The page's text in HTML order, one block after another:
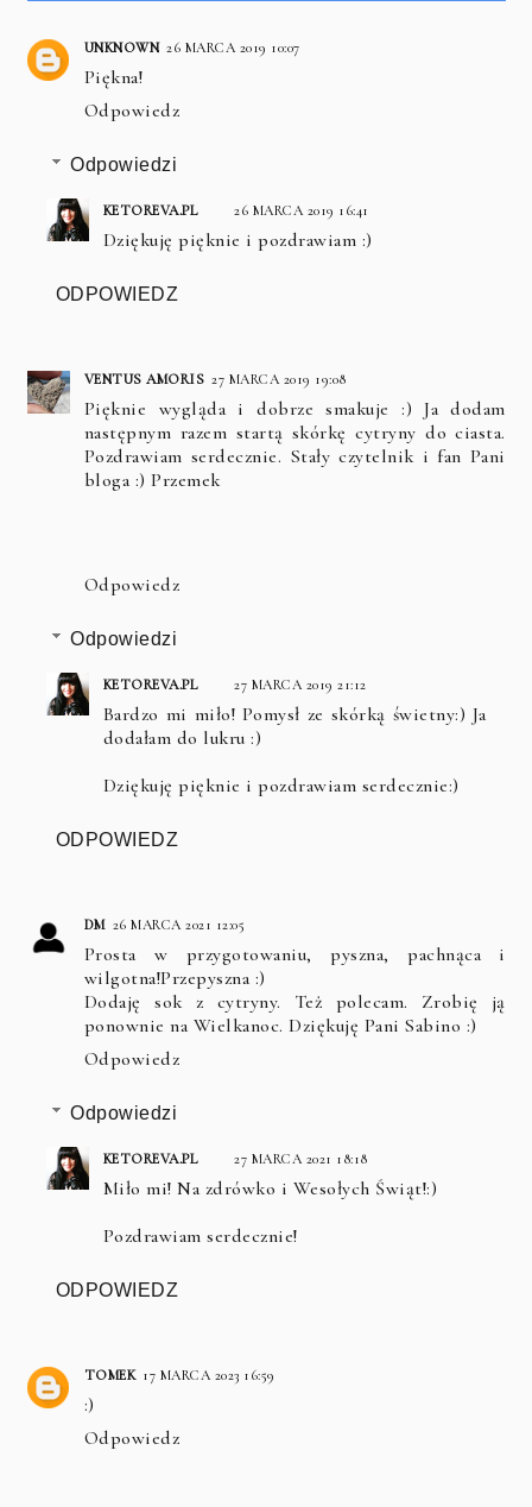
UNKNOWN 26 MARCA 2019 10:07
Piękna!
Odpowiedz
Odpowiedzi
KETOREVA.PL 26 MARCA 2019 16:41
Dziękuję pięknie i pozdrawiam :)
ODPOWIEDZ
VENTUS AMORIS 27 MARCA 2019 19:08
Pięknie wygląda i dobrze smakuje :) Ja dodam
następnym razem startą skórkę cytryny do ciasta.
Pozdrawiam serdecznie. Stały czytelnik i fan Pani
bloga :) Przemek
Odpowiedz
Odpowiedzi
KETOREVA.PL 27 MARCA 2019 21:12
Bardzo mi miło! Pomysł ze skórką świetny:) Ja
dodałam do lukru :)
Dziękuję pięknie i pozdrawiam serdecznie:)
ODPOWIEDZ
DM 26 MARCA 2021 12:05
Prosta w przygotowaniu, pyszna, pachnąca i
wilgotna!Przepyszna :)
Dodaję sok z cytryny. Też polecam. Zrobię ją
ponownie na Wielkanoc. Dziękuję Pani Sabino :)
Odpowiedz
Odpowiedzi
KETOREVA.PL 27 MARCA 2021 18:18
Miło mi! Na zdrówko i Wesołych Świąt!:)
Pozdrawiam serdecznie!
ODPOWIEDZ
TOMEK 17 MARCA 2023 16:59
:)
Odpowiedz